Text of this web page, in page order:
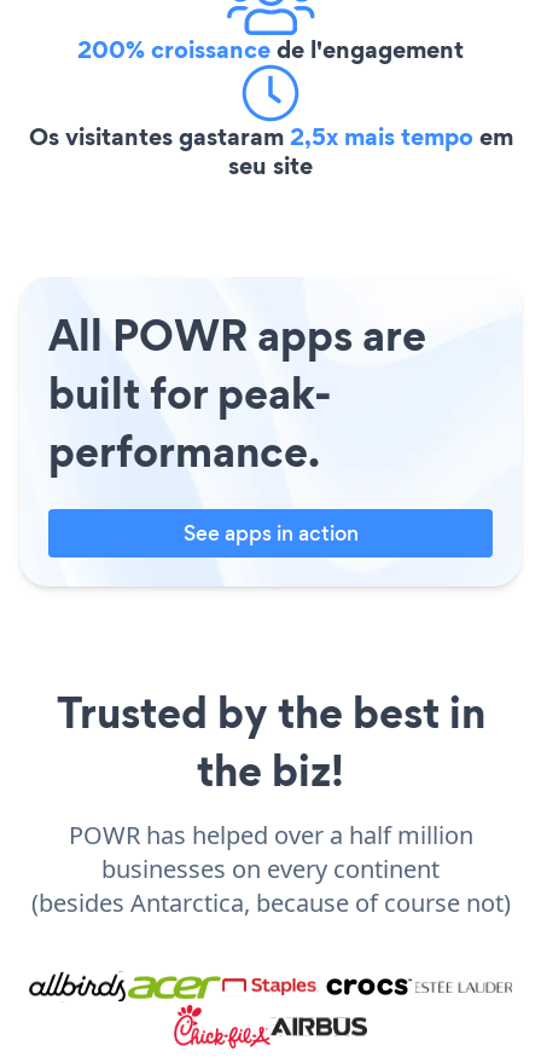
200% croissancede l'engagement
Os visitantes gastaram2,5x mais tempoem
seu site
All POWR apps are
built for peak-
performance.
See apps in action
Trusted by the best in
the biz!
POWR has helped over a half million
businesses on every continent
(besides Antarctica, because of course not)